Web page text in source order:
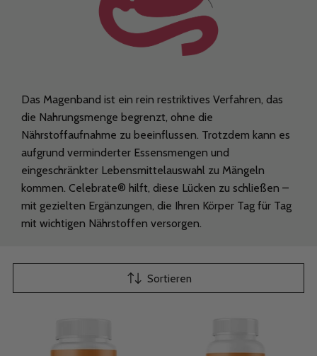
Das Magenband ist ein rein restriktives Verfahren, das
die Nahrungsmenge begrenzt, ohne die
Nährstoffaufnahme zu beeinflussen. Trotzdem kann es
aufgrund verminderter Essensmengen und
eingeschränkter Lebensmittelauswahl zu Mängeln
kommen. Celebrate® hilft, diese Lücken zu schließen –
mit gezielten Ergänzungen, die Ihren Körper Tag für Tag
mit wichtigen Nährstoffen versorgen.
Sortieren